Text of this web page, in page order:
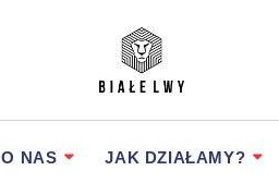
O NAS JAK DZIAŁAMY?